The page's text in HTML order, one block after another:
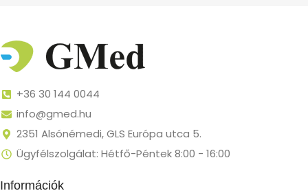
+36 30 144 0044
info@gmed.hu
2351 Alsónémedi, GLS Európa utca 5.
Ügyfélszolgálat: Hétfő-Péntek 8:00 - 16:00
Információk